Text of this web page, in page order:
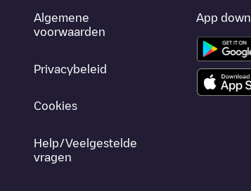
Algemene
voorwaarden
Privacybeleid
Cookies
Help/Veelgestelde
vragen
App